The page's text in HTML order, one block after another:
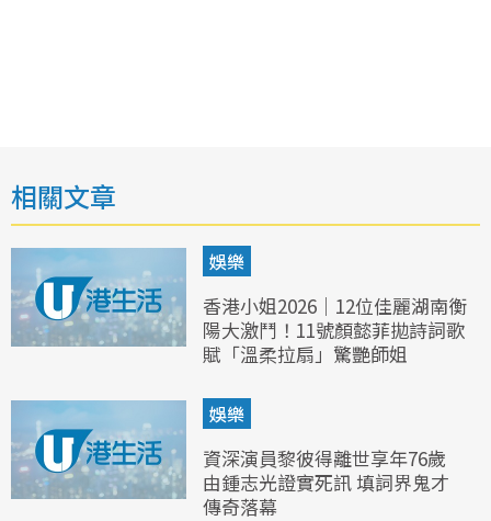
相關文章
娛樂
香港小姐2026｜12位佳麗湖南衡
陽大激鬥！11號顏懿菲拋詩詞歌
賦「溫柔拉扇」驚艷師姐
娛樂
資深演員黎彼得離世享年76歲
由鍾志光證實死訊 填詞界鬼才
傳奇落幕